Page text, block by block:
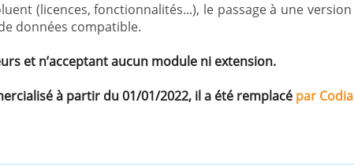
(licences, fonctionnalités...), le passage à une
données compatible.
et n’acceptant aucun module ni extension.
à partir du 01/01/2022, il a été remplacé par